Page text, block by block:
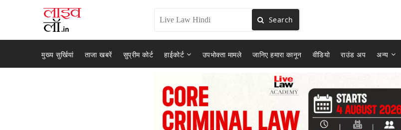
Search
मुख्य सुर्खियां ताजा खबरें सुप्रीम कोर्ट हाईकोर्ट उपभोक्ता मामले जानिए हमारा कानून वीडियो राउंड अप अन्य